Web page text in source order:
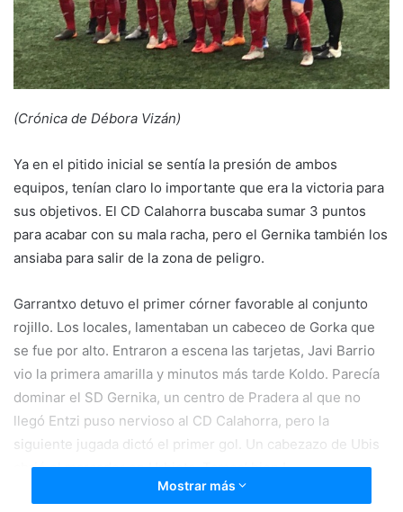
l
(Crónica de Débora Vizán)
Ya en el pitido inicial se sentía la presión de ambos
equipos, tenían claro lo importante que era la victoria para
sus objetivos. El CD Calahorra buscaba sumar 3 puntos
para acabar con su mala racha, pero el Gernika también los
ansiaba para salir de la zona de peligro.
Garrantxo detuvo el primer córner favorable al conjunto
rojillo. Los locales, lamentaban un cabeceo de Gorka que
se fue por alto. Entraron a escena las tarjetas, Javi Barrio
vio la primera amarilla y minutos más tarde Koldo. Parecía
dominar el SD Gernika, un centro de Pradera al que no
llegó Entzi puso nervioso al CD Calahorra, pero la
siguiente jugada dictó el primer gol. Un cabezazo de Ubis
abrió el marcador en Urbieta. Tamos’ bien !
Mostrar más